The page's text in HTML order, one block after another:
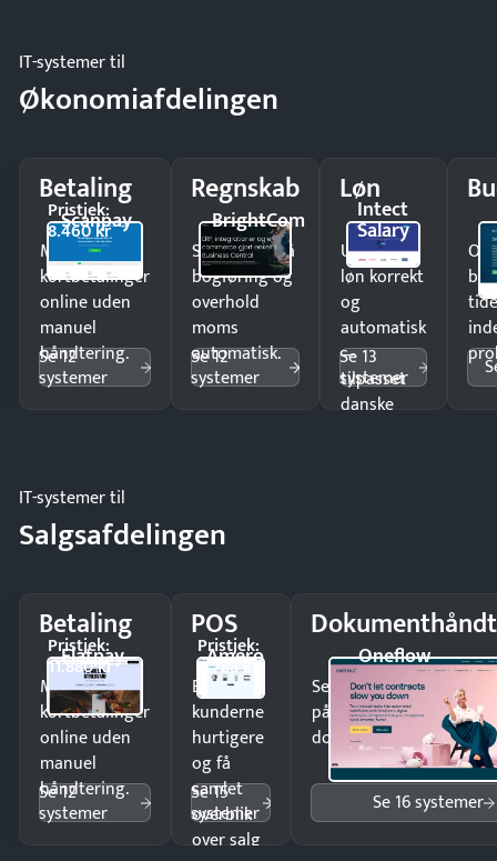
IT-systemer til
Økonomiafdelingen
Betaling
Scanpay
Pristjek:
8.460 kr
Modtag
kortbetalinger
online uden
manuel
håndtering.
Se 12
systemer
Regnskab
BrightCom
Spar timer på
bogføring og
overhold
moms
automatisk.
Se 12
systemer
Løn
Intect
Salary
Udbetal
løn korrekt
og
automatisk
—
tilpasset
danske
Se 13
systemer
IT-systemer til
Salgsafdelingen
Betaling
Flatpay
Pristjek:
11.880 kr
Modtag
kortbetalinger
online uden
manuel
håndtering.
Se 12
systemer
POS
Amero
Pristjek:
4.788 kr
Ekspedér
kunderne
hurtigere
og få
samlet
overblik
over salg
Se 15
systemer
Oneflow
Send kontrakter til
på minutter og mist
dokumenter.
Se 16 systemer